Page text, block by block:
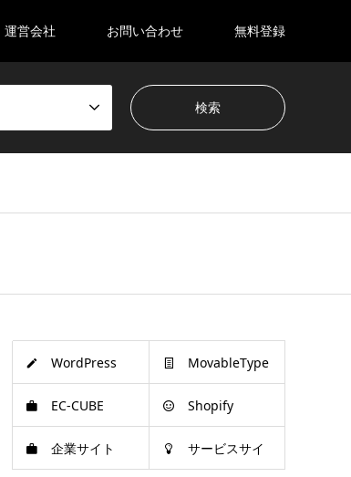
運営会社 お問い合わせ 無料登録
WordPress MovableType
EC-CUBE Shopify
企業サイト サービスサイ